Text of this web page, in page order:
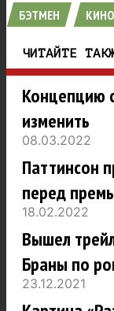
БЭТМЕН КИНО
ЧИТАЙТЕ
Концепцию
изменить
08.03.2022
Паттинсон
перед
18.02.2022
Вышел
Браны по
23.12.2021